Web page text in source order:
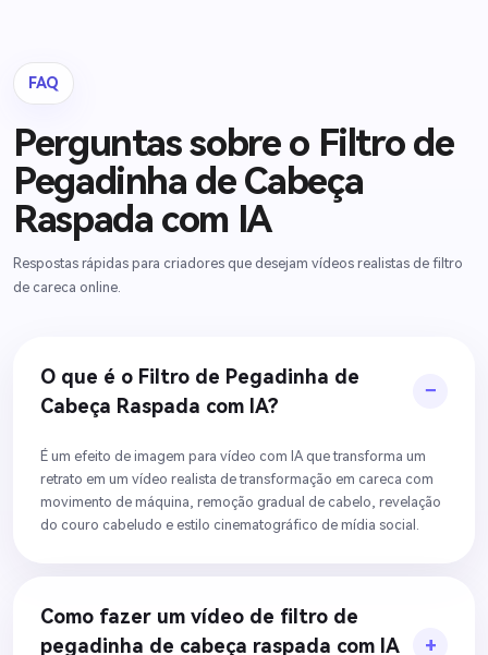
FAQ
Perguntas sobre o Filtro de
Pegadinha de Cabeça
Raspada com IA
Respostas rápidas para criadores que desejam vídeos realistas de filtro
de careca online.
O que é o Filtro de Pegadinha de
Cabeça Raspada com IA?
É um efeito de imagem para vídeo com IA que transforma um
retrato em um vídeo realista de transformação em careca com
movimento de máquina, remoção gradual de cabelo, revelação
do couro cabeludo e estilo cinematográfico de mídia social.
Como fazer um vídeo de filtro de
pegadinha de cabeça raspada com IA